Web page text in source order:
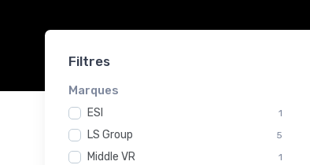
Filtres
Marques
ESI 1
LS Group 5
Middle VR 1